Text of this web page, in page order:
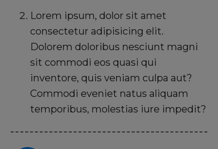
Lorem ipsum, dolor sit amet
consectetur adipisicing elit.
Dolorem doloribus nesciunt magni
sit commodi eos quasi qui
inventore, quis veniam culpa aut?
Commodi eveniet natus aliquam
temporibus, molestias iure impedit?